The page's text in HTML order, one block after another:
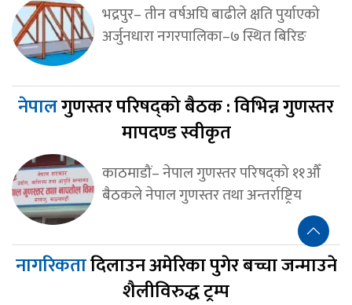
भद्रपुर– तीन वर्षअघि बाढीले क्षति पुर्याएको
अर्जुनधारा नगरपालिका–७ स्थित बिरिङ
नेपालगुणस्तर परिषद्को बैठक : विभिन्न गुणस्तर
मापदण्ड स्वीकृत
काठमाडौं– नेपाल गुणस्तर परिषद्को ११औँ
बैठकले नेपाल गुणस्तर तथा अन्तर्राष्ट्रिय
नागरिकतादिलाउन अमेरिका पुगेर बच्चा जन्माउने
शैलीविरुद्ध ट्रम्प